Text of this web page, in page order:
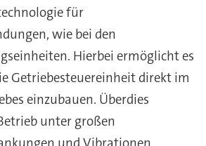
für
wie bei den
Hierbei ermöglicht es
Getriebesteuereinheit direkt im
einzubauen. Überdies
unter großen